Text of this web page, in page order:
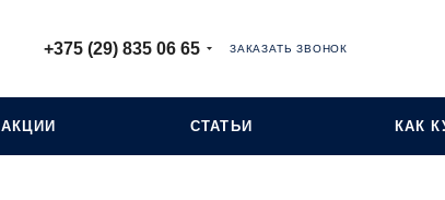
+375 (29) 835 06 65 ЗАКАЗАТЬ ЗВОНОК
АКЦИИ СТАТЬИ КАК